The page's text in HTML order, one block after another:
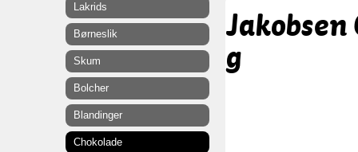
g
Lakrids
Børneslik
Skum
Bolcher
Blandinger
Chokolade